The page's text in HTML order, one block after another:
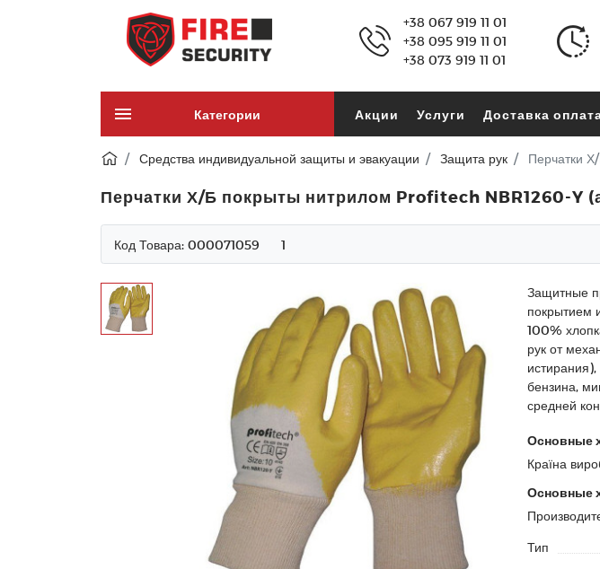
+38 067 919 11 01
+38 095 919 11 01
+38 073 919 11 01
Категории Акции Услуги Доставка
Средства индивидуальной защиты и эвакуации Защита рук Перчатки
Перчатки Х/Б покрыты нитрилом Profitech NBR1260-Y
Код Товара: 000071059 1
Защитные
покрытием
100%
рук от
бензина,
средней
Основные
Країна
Основные
Тип